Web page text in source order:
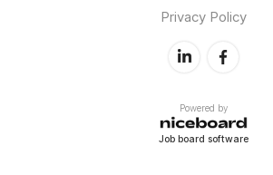
Privacy Policy
Powered by
Job board software